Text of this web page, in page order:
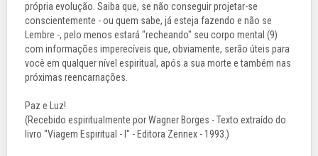
própria evolução. Saiba que, se não conseguir projetar-se
conscientemente - ou quem sabe, já esteja fazendo e não se
Lembre -, pelo menos estará "recheando" seu corpo mental (9)
com informações imperecíveis que, obviamente, serão úteis para
você em qualquer nível espiritual, após a sua morte e também nas
próximas reencarnações.
Paz e Luz!
(Recebido espiritualmente por Wagner Borges - Texto extraído do
livro "Viagem Espiritual - I" - Editora Zennex - 1993.)